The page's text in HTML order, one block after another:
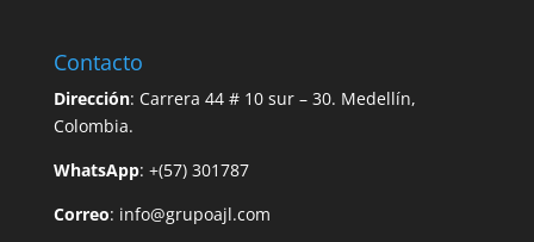
Contacto
Dirección: Carrera 44 # 10 sur – 30. Medellín,
Colombia.
WhatsApp: +(57) 301787
Correo: info@grupoajl.com